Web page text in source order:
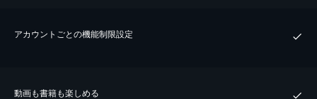
アカウントごとの機能制限設定
動画も書籍も楽しめる